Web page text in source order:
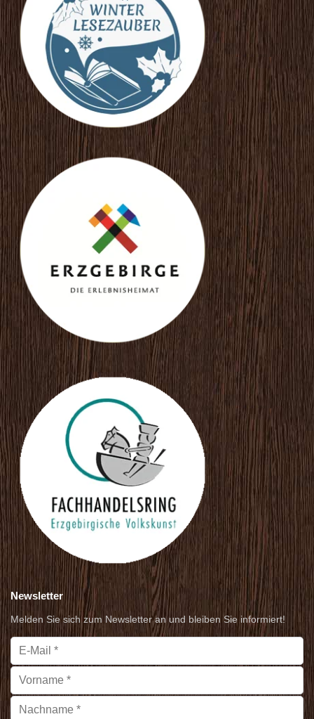
Newsletter
Melden Sie sich zum Newsletter an und bleiben Sie informiert!